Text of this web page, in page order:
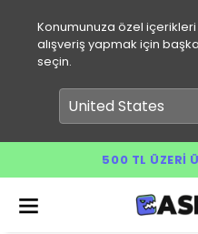
Konumunuza özel
alışveriş yapmak için
seçin.
500 TL ÜZERI